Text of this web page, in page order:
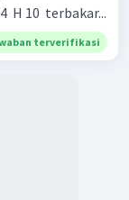
H 10 ​ terbakar...
terverifikasi